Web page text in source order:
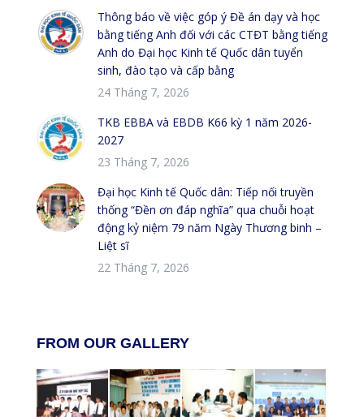
Thông báo về việc góp ý Đề án dạy và học
bằng tiếng Anh đối với các CTĐT bằng tiếng
Anh do Đại học Kinh tế Quốc dân tuyển
sinh, đào tạo và cấp bằng
24 Tháng 7, 2026
TKB EBBA và EBDB K66 kỳ 1 năm 2026-
2027
23 Tháng 7, 2026
Đại học Kinh tế Quốc dân: Tiếp nối truyền
thống “Đền ơn đáp nghĩa” qua chuỗi hoạt
động kỷ niệm 79 năm Ngày Thương binh –
Liệt sĩ
22 Tháng 7, 2026
FROM OUR GALLERY